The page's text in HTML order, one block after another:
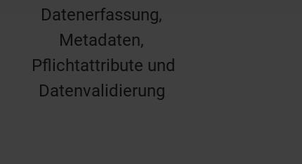
Datenerfassung,
Metadaten,
Pflichtattribute und
Datenvalidierung